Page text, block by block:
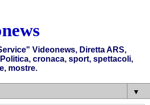
Videonews, Diretta ARS,
cronaca, sport, spettacoli,
mostre.
▼